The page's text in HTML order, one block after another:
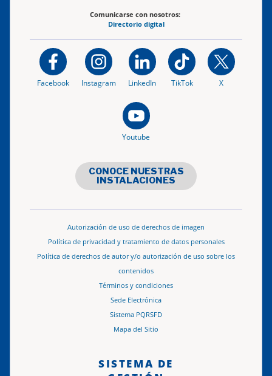
Comunicarse con nosotros:
Directorio digital
Facebook Instagram LinkedIn TikTok X
Youtube
CONOCE NUESTRAS
INSTALACIONES
Autorización de uso de derechos de imagen
Política de privacidad y tratamiento de datos personales
Política de derechos de autor y/o autorización de uso sobre los
contenidos
Términos y condiciones
Sede Electrónica
Sistema PQRSFD
Mapa del Sitio
SISTEMA DE